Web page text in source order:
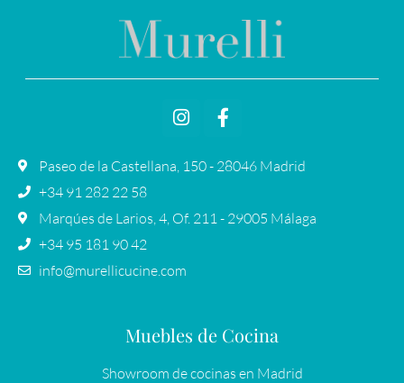
Paseo de la Castellana, 150 - 28046 Madrid
+34 91 282 22 58
Marqúes de Larios, 4, Of. 211 - 29005 Málaga
+34 95 181 90 42
info@murellicucine.com
Muebles de Cocina
Showroom de cocinas en Madrid